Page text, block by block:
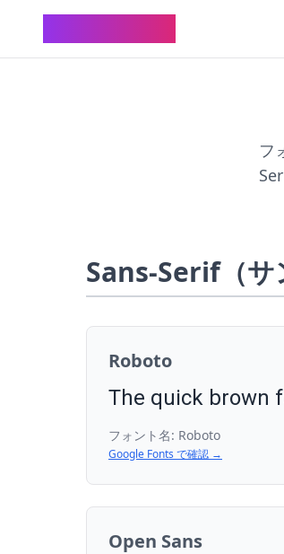
フ
Sans-Serif（サ
Roboto
The quick brown
フォント名: Roboto
Google Fonts で確認 →
Open Sans